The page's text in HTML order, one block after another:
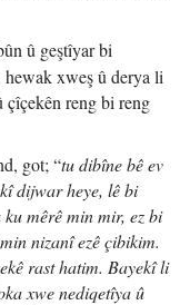
û geştîyar bi
xweş û derya li
reng bi reng
got; “tu dibîne bê ev
dijwar heye, lê bi
mêrê min mir, ez bi
nizanî ezê çibikim.
rast hatim. Bayekî li
xwe nediqetîya û